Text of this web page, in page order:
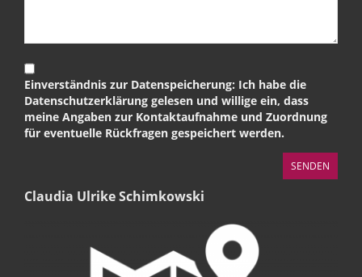
Einverständnis zur Datenspeicherung: Ich habe die
Datenschutzerklärung gelesen und willige ein, dass
meine Angaben zur Kontaktaufnahme und Zuordnung
für eventuelle Rückfragen gespeichert werden.
Claudia Ulrike Schimkowski